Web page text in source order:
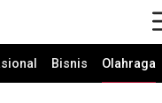
Bisnis Olahraga